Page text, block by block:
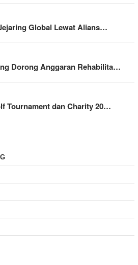
Global Lewat Alians…
Dorong Anggaran Rehabilita…
Tournament dan Charity 20…